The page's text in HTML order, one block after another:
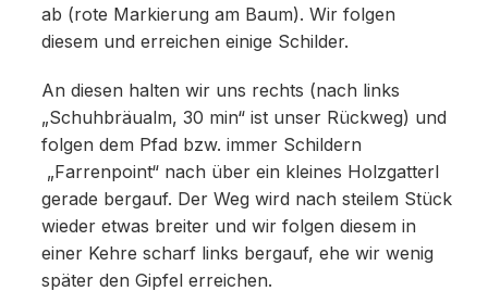
ab (rote Markierung am Baum). Wir folgen
diesem und erreichen einige Schilder.
An diesen halten wir uns rechts (nach links
„Schuhbräualm, 30 min“ ist unser Rückweg) und
folgen dem Pfad bzw. immer Schildern
„Farrenpoint“ nach über ein kleines Holzgatterl
gerade bergauf. Der Weg wird nach steilem Stück
wieder etwas breiter und wir folgen diesem in
einer Kehre scharf links bergauf, ehe wir wenig
später den Gipfel erreichen.